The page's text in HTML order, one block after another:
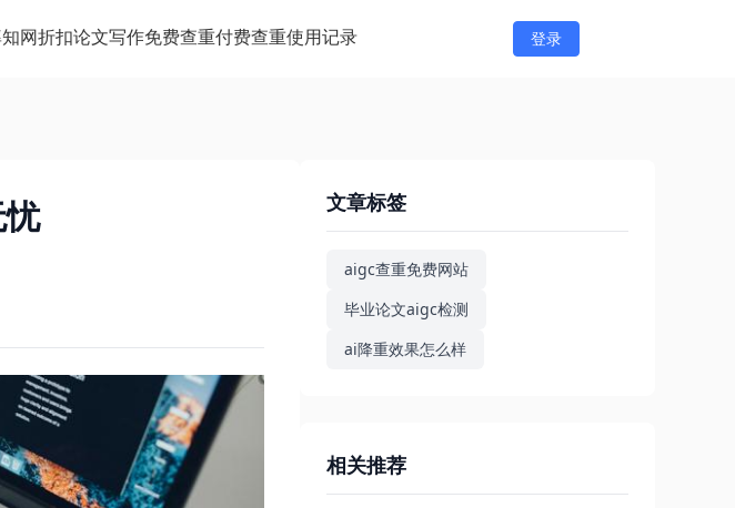
知网折扣论文写作免费查重付费查重使用记录 登录
文章标签
aigc查重免费网站
毕业论文aigc检测
ai降重效果怎么样
相关推荐